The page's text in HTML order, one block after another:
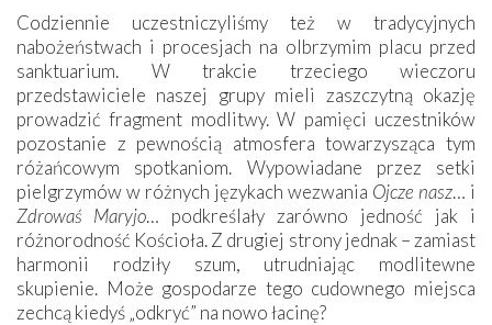
Codziennie uczestniczyliśmy też w tradycyjnych
nabożeństwach i procesjach na olbrzymim placu przed
sanktuarium. W trakcie trzeciego wieczoru
przedstawiciele naszej grupy mieli zaszczytną okazję
prowadzić fragment modlitwy. W pamięci uczestników
pozostanie z pewnością atmosfera towarzysząca tym
różańcowym spotkaniom. Wypowiadane przez setki
pielgrzymów w różnych językach wezwania Ojcze nasz… i
Zdrowaś Maryjo… podkreślały zarówno jedność jak i
różnorodność Kościoła. Z drugiej strony jednak – zamiast
harmonii rodziły szum, utrudniając modlitewne
skupienie. Może gospodarze tego cudownego miejsca
zechcą kiedyś „odkryć” na nowo łacinę?